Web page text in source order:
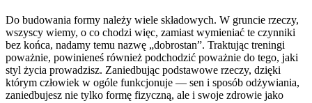
Do budowania formy należy wiele składowych. W gruncie rzeczy,
wszyscy wiemy, o co chodzi więc, zamiast wymieniać te czynniki
bez końca, nadamy temu nazwę „dobrostan”. Traktując treningi
poważnie, powinieneś również podchodzić poważnie do tego, jaki
styl życia prowadzisz. Zaniedbując podstawowe rzeczy, dzięki
którym człowiek w ogóle funkcjonuje — sen i sposób odżywiania,
zaniedbujesz nie tylko formę fizyczną, ale i swoje zdrowie jako